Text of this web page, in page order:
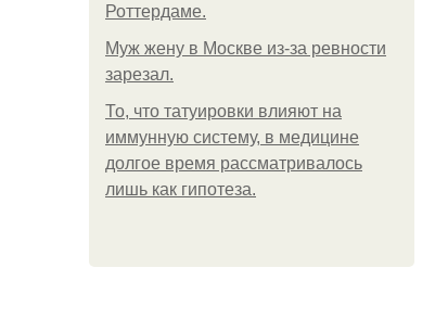
Роттердаме.
Mуж жену в Москве из-за ревности
зарезал.
То, что татуировки влияют на
иммунную систему, в медицине
долгое время рассматривалось
лишь как гипотеза.